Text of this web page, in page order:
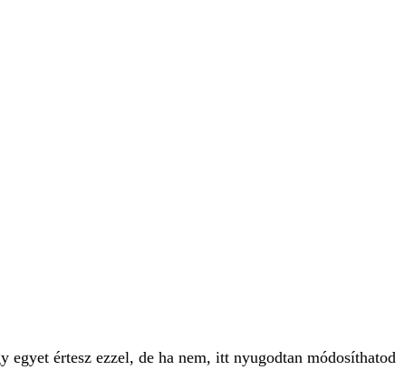
értesz ezzel, de ha nem, itt nyugodtan módosíthatod